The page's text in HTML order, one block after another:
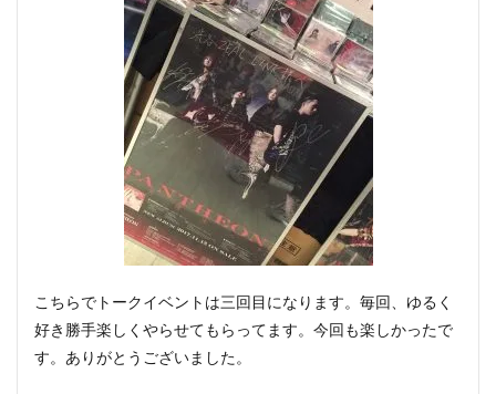
こちらでトークイベントは三回目になります。毎回、ゆるく
好き勝手楽しくやらせてもらってます。今回も楽しかったで
す。ありがとうございました。